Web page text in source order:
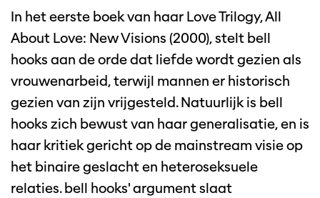
In het eerste boek van haar Love Trilogy, All
About Love: New Visions (2000), stelt bell
hooks aan de orde dat liefde wordt gezien als
vrouwenarbeid, terwijl mannen er historisch
gezien van zijn vrijgesteld. Natuurlijk is bell
hooks zich bewust van haar generalisatie, en is
haar kritiek gericht op de mainstream visie op
het binaire geslacht en heteroseksuele
relaties. bell hooks' argument slaat